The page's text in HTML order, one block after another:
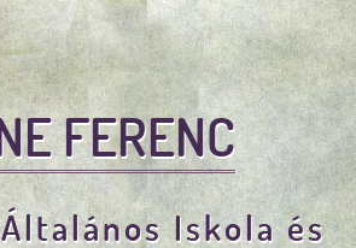
FERENC
Iskola és